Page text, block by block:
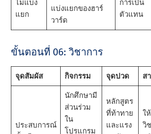
ไม่แบ่ง
แยก
แบ่งแยกของฮาร์
วาร์ด
การเป็น
ตัวแทน
ขั้นตอนที่ 06: วิชาการ
จุดสัมผัส กิจกรรม จุดปวด ส
ประสบการณ์
นักศึกษามี
ส่วนร่วม
ใน
โปรแกรม
หลักสูตร
ที่ท้าทาย
และแรง
ใ
วิ